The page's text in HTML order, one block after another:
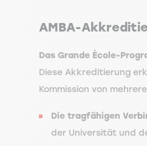
AMBA-
Das Grande École-
Diese Akkreditierung
Kommission von
Die tragfähigen
der Universität und